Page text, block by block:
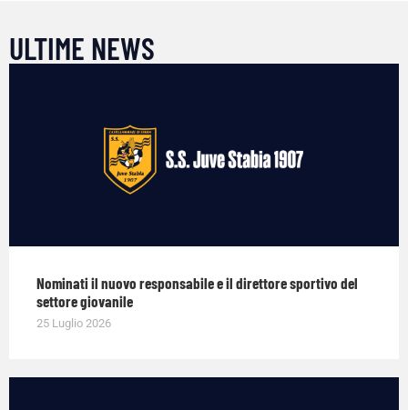
ULTIME NEWS
Nominati il nuovo responsabile e il direttore sportivo del
settore giovanile
25 Luglio 2026